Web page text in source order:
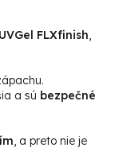
UVGel FLXfinish,
a sú bezpečné
, a preto nie je